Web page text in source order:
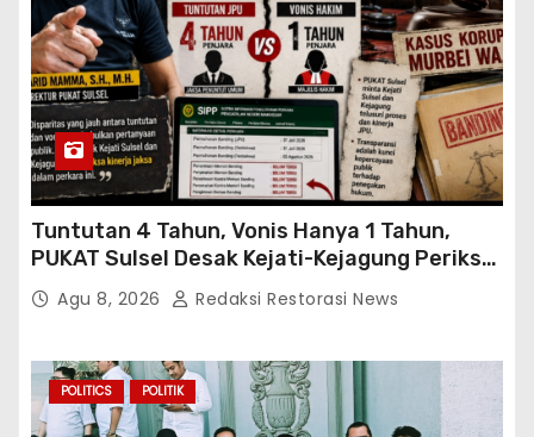
Tuntutan 4 Tahun, Vonis Hanya 1 Tahun,
PUKAT Sulsel Desak Kejati-Kejagung Periksa
JPU Murbei Wajo
Agu 8, 2026 Redaksi Restorasi News
POLITICS POLITIK